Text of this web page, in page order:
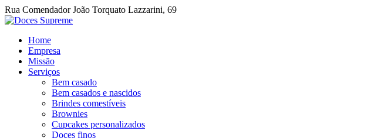
Rua Comendador João Torquato Lazzarini, 69
Home
Empresa
Missão
Serviços
Bem casado
Bem casados e nascidos
Brindes comestíveis
Brownies
Cupcakes personalizados
Doces finos